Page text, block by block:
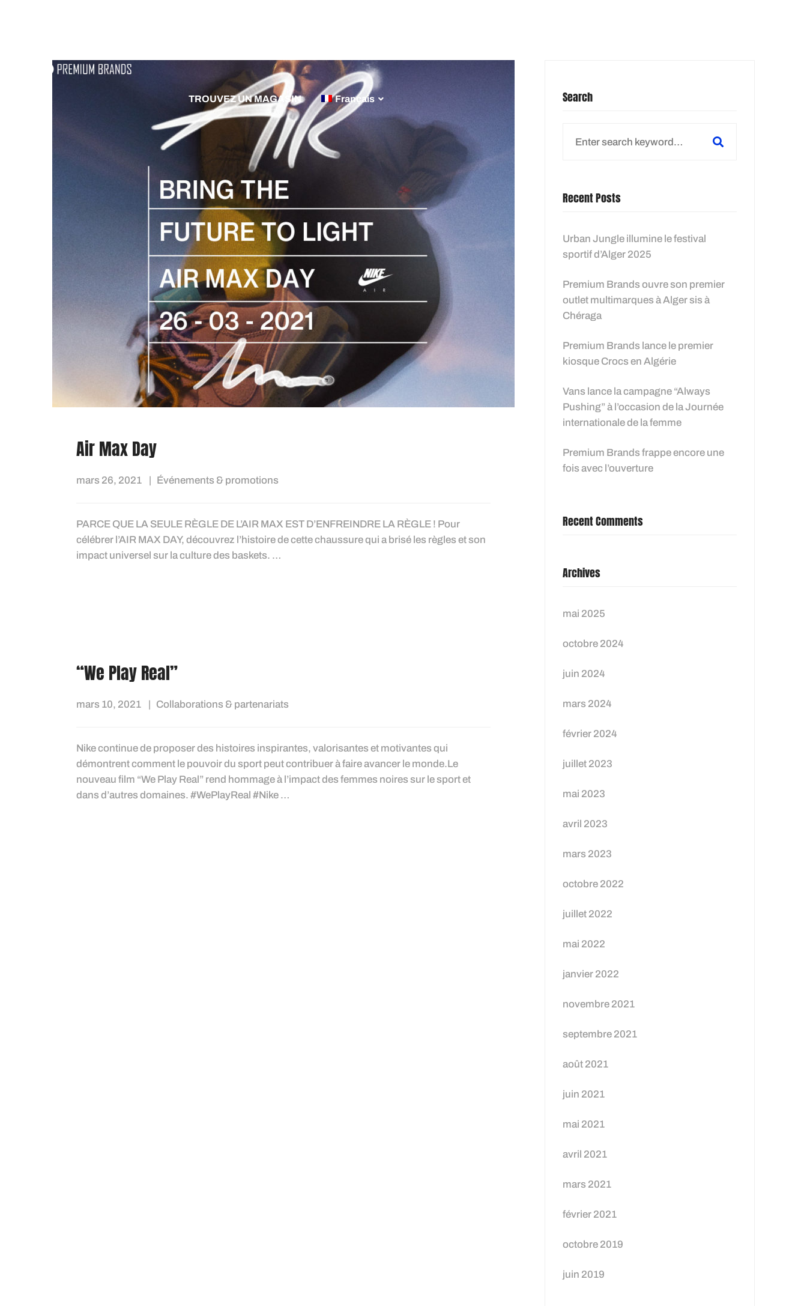
TROUVEZ UN MAGASIN Français
Air Max Day
mars 26, 2021 Événements & promotions
PARCE QUE LA SEULE RÈGLE DE L’AIR MAX EST D’ENFREINDRE LA RÈGLE ! Pour
célébrer l’AIR MAX DAY, découvrez l’histoire de cette chaussure qui a brisé les règles et son
impact universel sur la culture des baskets. …
“We Play Real”
mars 10, 2021 Collaborations & partenariats
Nike continue de proposer des histoires inspirantes, valorisantes et motivantes qui
démontrent comment le pouvoir du sport peut contribuer à faire avancer le monde.Le
nouveau film “We Play Real” rend hommage à l’impact des femmes noires sur le sport et
dans d’autres domaines. #WePlayReal #Nike …
Search
for:
Recent Posts
Urban Jungle illumine le festival
sportif d’Alger 2025
Premium Brands ouvre son premier
outlet multimarques à Alger sis à
Chéraga
Premium Brands lance le premier
kiosque Crocs en Algérie
Vans lance la campagne “Always
Pushing” à l’occasion de la Journée
internationale de la femme
Premium Brands frappe encore une
fois avec l’ouverture
Recent Comments
Archives
mai 2025
octobre 2024
juin 2024
mars 2024
février 2024
juillet 2023
mai 2023
avril 2023
mars 2023
octobre 2022
juillet 2022
mai 2022
janvier 2022
novembre 2021
septembre 2021
août 2021
juin 2021
mai 2021
avril 2021
mars 2021
février 2021
octobre 2019
juin 2019